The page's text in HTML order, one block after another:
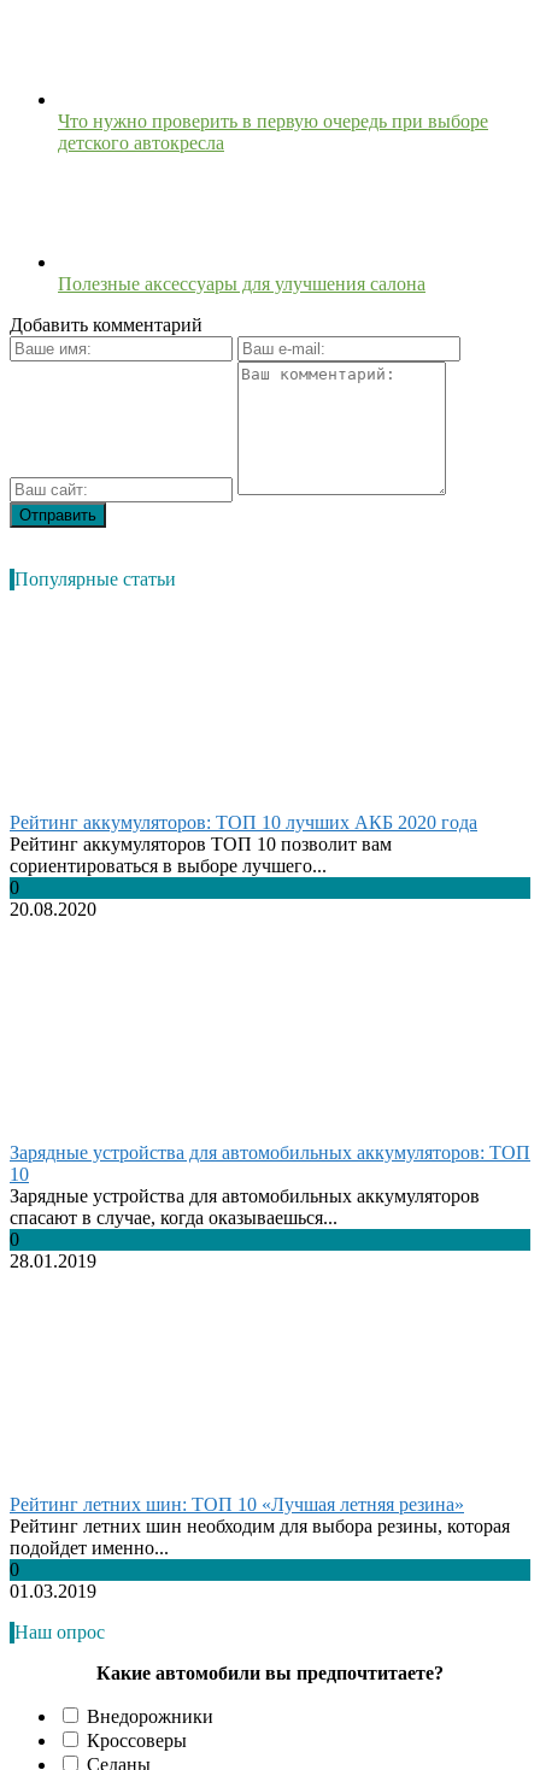
Что нужно проверить в первую очередь при выборе
детского автокресла
Полезные аксессуары для улучшения салона
Добавить комментарий
Популярные статьи
Рейтинг аккумуляторов: ТОП 10 лучших АКБ 2020 года
Рейтинг аккумуляторов ТОП 10 позволит вам
сориентироваться в выборе лучшего...
0
20.08.2020
Зарядные устройства для автомобильных аккумуляторов: ТОП
10
Зарядные устройства для автомобильных аккумуляторов
спасают в случае, когда оказываешься...
0
28.01.2019
Рейтинг летних шин: ТОП 10 «Лучшая летняя резина»
Рейтинг летних шин необходим для выбора резины, которая
подойдет именно...
0
01.03.2019
Наш опрос
Какие автомобили вы предпочтитаете?
Внедорожники
Кроссоверы
Седаны